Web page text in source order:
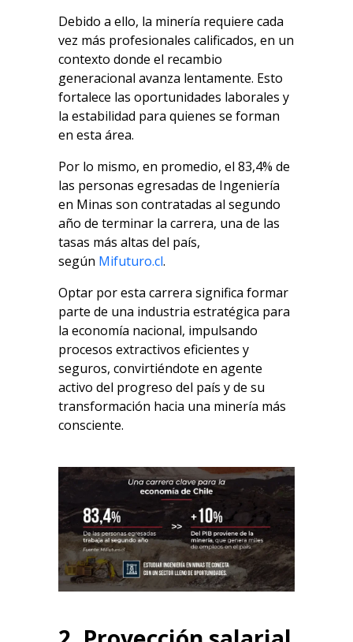
Debido a ello, la minería requiere cada
vez más profesionales calificados, en un
contexto donde el recambio
generacional avanza lentamente. Esto
fortalece las oportunidades laborales y
la estabilidad para quienes se forman
en esta área.
Por lo mismo, en promedio, el 83,4% de
las personas egresadas de Ingeniería
en Minas son contratadas al segundo
año de terminar la carrera, una de las
tasas más altas del país,
según Mifuturo.cl.
Optar por esta carrera significa formar
parte de una industria estratégica para
la economía nacional, impulsando
procesos extractivos eficientes y
seguros, convirtiéndote en agente
activo del progreso del país y de su
transformación hacia una minería más
consciente.